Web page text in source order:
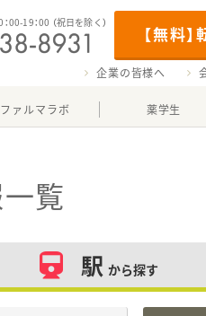
【無料
00-19：00 （祝日を除く）
企業の皆様へ
ファルマラボ 薬学生
覧
駅 から探す